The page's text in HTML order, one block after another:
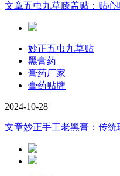
文章五虫九草膝盖贴：贴
妙正五虫九草贴
黑膏药
膏药厂家
膏药贴牌
2024-10-28
文章妙正手工老黑膏：传